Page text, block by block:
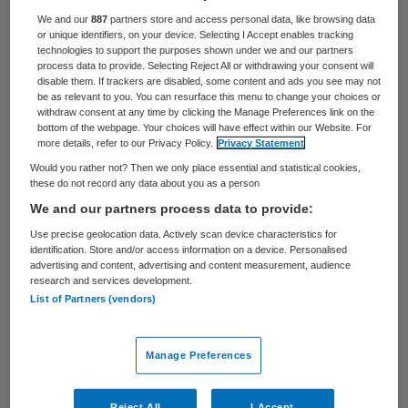
1 mei 2023,09:53
1239 keer gelezen
Karolien Biesheuvel heeft, in goed overleg,
besloten om na bijna twee jaar de raad van
toezicht van Verenso te verlaten.
Samen met de andere leden van de raad
van toezicht is zij tot de conclusie gekomen
om haar taak neer te leggen. Het valt niet
goed te combineren met haar rol als
specialist ouderengeneeskunde in
verschillende regionale en landelijke
initiatieven rond de ouderengeneeskunde.
We and our887 partners store and access personal data, like browsing data
or unique identifiers, on your device. Selecting I Accept enables tracking
technologies to support the purposes shown under we and our partners
process data to provide. Selecting Reject All or withdrawing your consent will
disable them. If trackers are disabled, some content and ads you see may not
be as relevant to you. You can resurface this menu to change your choices or
withdraw consent at any time by clicking the Manage Preferences link on the
bottom of the webpage. Your choices will have effect within our Website. For
more details, refer to our Privacy Policy.
Privacy Statement
Would you rather not? Then we only place essential and statistical cookies,
these do not record any data about you as a person
We and our partners process data to provide:
Use precise geolocation data. Actively scan device characteristics for
identification. Store and/or access information on a device. Personalised
advertising and content, advertising and content measurement, audience
research and services development.
List of Partners (vendors)
Manage Preferences